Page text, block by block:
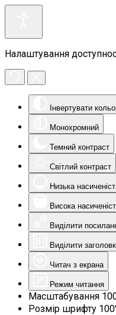
Налаштування
Інвертувати
Монохромний
Темний контраст
Світлий контраст
Низька
Висока
Виділити
Виділити
Читач з екрана
Режим читання
Масштабування
Розмір шрифту 100